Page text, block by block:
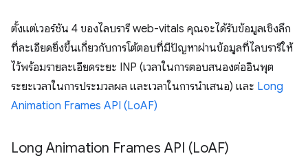
ตั้งแต่เวอร์ชัน 4 ของไลบรารี web-vitals คุณจะได้รับข้อมูลเชิงลึก
ที่ละเอียดยิ่งขึ้นเกี่ยวกับการโต้ตอบที่มีปัญหาผ่านข้อมูลที่ไลบรารีให้
ไว้พร้อมรายละเอียดระยะ INP (เวลาในการตอบสนองต่ออินพุต
ระยะเวลาในการประมวลผล และเวลาในการนำเสนอ) และ Long
Animation Frames API (LoAF)
Long Animation Frames API (LoAF)